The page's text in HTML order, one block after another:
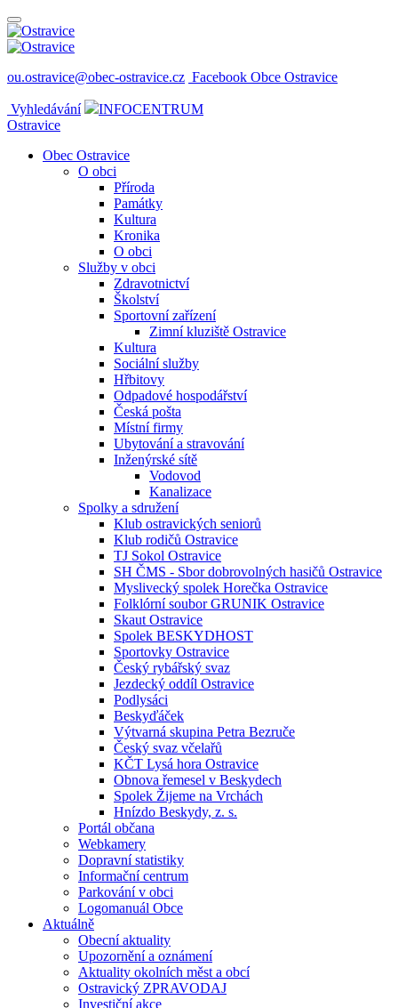
ou.ostravice@obec-ostravice.cz Facebook Obce Ostravice
Vyhledávání
INFOCENTRUM
Ostravice
Obec Ostravice
O obci
Příroda
Památky
Kultura
Kronika
O obci
Služby v obci
Zdravotnictví
Školství
Sportovní zařízení
Zimní kluziště Ostravice
Kultura
Sociální služby
Hřbitovy
Odpadové hospodářství
Česká pošta
Místní firmy
Ubytování a stravování
Inženýrské sítě
Vodovod
Kanalizace
Spolky a sdružení
Klub ostravických seniorů
Klub rodičů Ostravice
TJ Sokol Ostravice
SH ČMS - Sbor dobrovolných hasičů Ostravice
Myslivecký spolek Horečka Ostravice
Folklórní soubor GRUNIK Ostravice
Skaut Ostravice
Spolek BESKYDHOST
Sportovky Ostravice
Český rybářský svaz
Jezdecký oddíl Ostravice
Podlysáci
Beskyďáček
Výtvarná skupina Petra Bezruče
Český svaz včelařů
KČT Lysá hora Ostravice
Obnova řemesel v Beskydech
Spolek Žijeme na Vrchách
Hnízdo Beskydy, z. s.
Portál občana
Webkamery
Dopravní statistiky
Informační centrum
Parkování v obci
Logomanuál Obce
Aktuálně
Obecní aktuality
Upozornění a oznámení
Aktuality okolních měst a obcí
Ostravický ZPRAVODAJ
Investiční akce